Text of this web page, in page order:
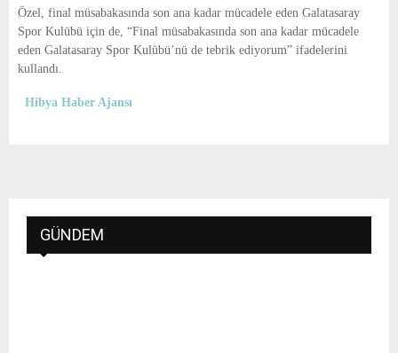
U
Özel, final müsabakasında son ana kadar mücadele eden Galatasaray
Spor Kulübü için de, “Final müsabakasında son ana kadar mücadele
eden Galatasaray Spor Kulübü’nü de tebrik ediyorum” ifadelerini
kullandı.
Hibya Haber Ajansı
GÜNDEM